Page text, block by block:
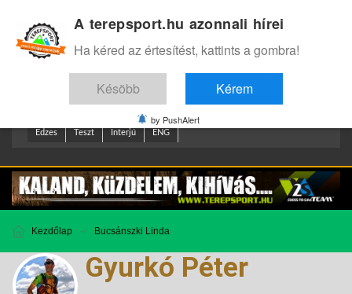
Edzes Teszt Interjú ENG
Kezdőlap Bucsánszki Linda
Gyurkó Péter
A terepsport.hu azonnali hírei
Ha kéred az értesítést, kattints a gombra!
Késöbb Kérem
by PushAlert